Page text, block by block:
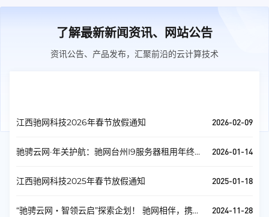
了解最新新闻资讯、网站公告
资讯公告、产品发布，汇聚前沿的云计算技术
江西驰网科技2026年春节放假通知 2026-02-09
驰骋云网·年关护航：驰网台州I9服务器租用年终钜
2026-01-14
江西驰网科技2025年春节放假通知 2025-01-18
“驰骋云网・智领云启”探索企划！ 驰网相伴，携手
2024-11-28